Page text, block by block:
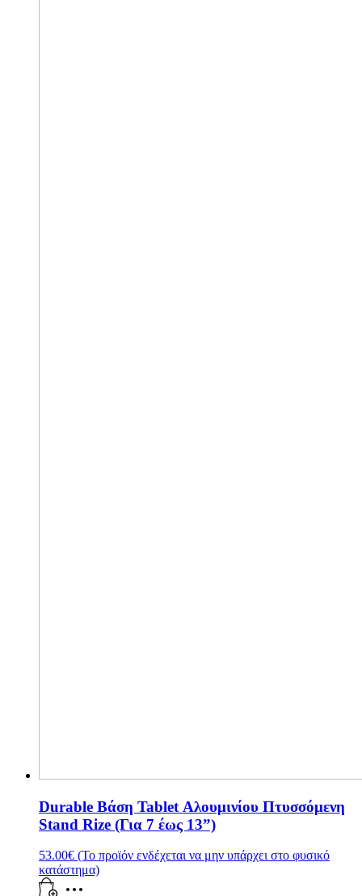
Durable Βάση Tablet Αλουμινίου Πτυσσόμενη
Stand Rize (Για 7 έως 13”)
53.00€ (Το προϊόν ενδέχεται να μην υπάρχει στο φυσικό
κατάστημα)